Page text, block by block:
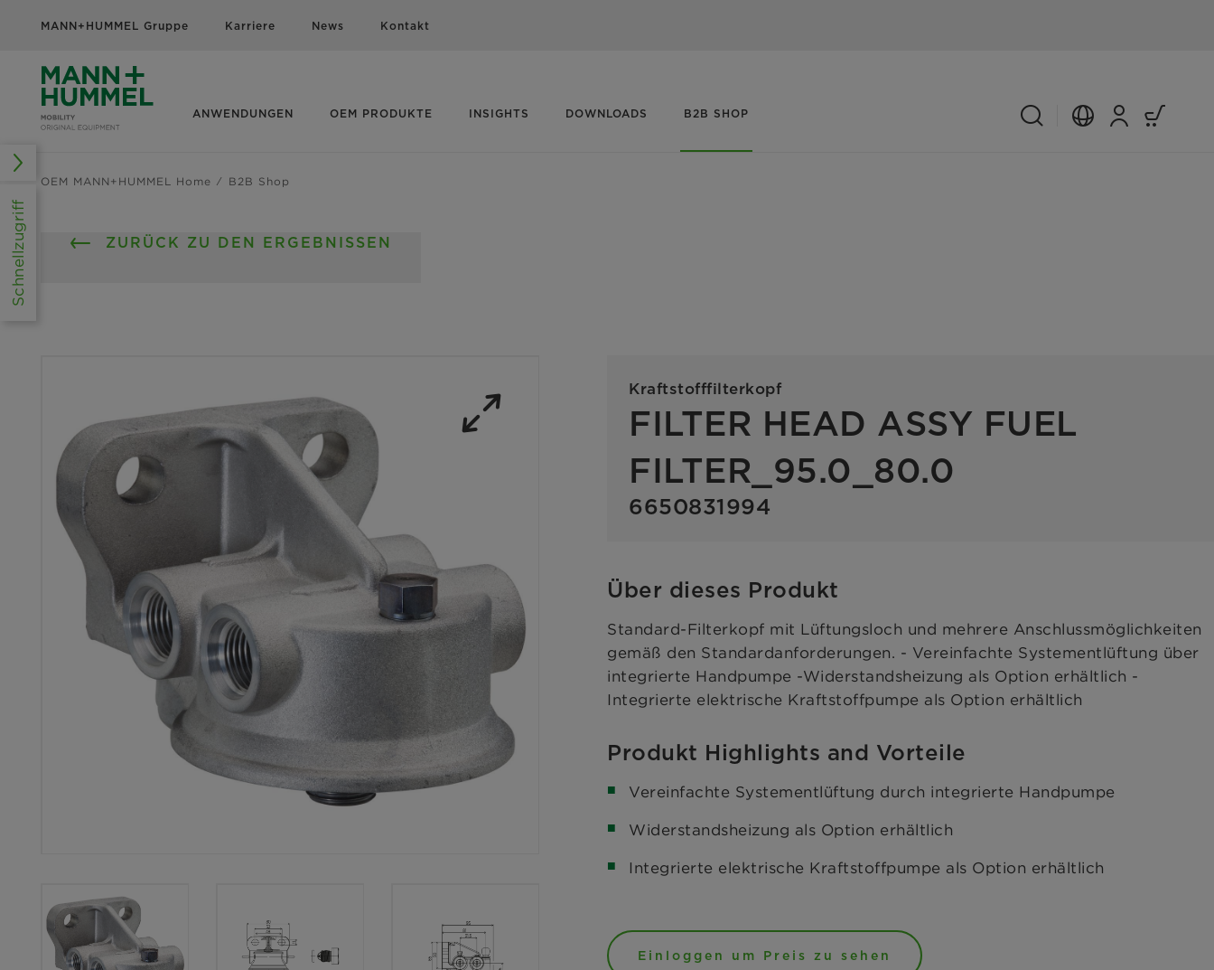
MANN+HUMMEL Gruppe Karriere News Kontakt
ANWENDUNGEN OEM PRODUKTE INSIGHTS DOWNLOADS B2B SHOP
OEM MANN+HUMMEL Home B2B Shop
ZURÜCK ZU DEN ERGEBNISSEN
Kraftstofffilterkopf
FILTER HEAD ASSY FUEL
FILTER_95.0_80.0
6650831994
Über dieses Produkt
Standard-Filterkopf mit Lüftungsloch und mehrere Anschlussmöglichkeiten
gemäß den Standardanforderungen. - Vereinfachte Systementlüftung über
integrierte Handpumpe -Widerstandsheizung als Option erhältlich -
Integrierte elektrische Kraftstoffpumpe als Option erhältlich
Produkt Highlights and Vorteile
Vereinfachte Systementlüftung durch integrierte Handpumpe
Widerstandsheizung als Option erhältlich
Integrierte elektrische Kraftstoffpumpe als Option erhältlich
Einloggen um Preis zu sehen
Schnellzugriff